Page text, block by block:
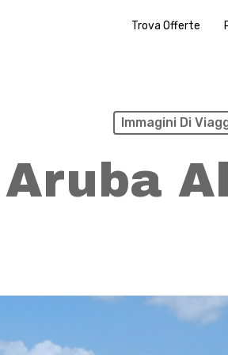
Trova Offerte
Immagini Di
Aruba